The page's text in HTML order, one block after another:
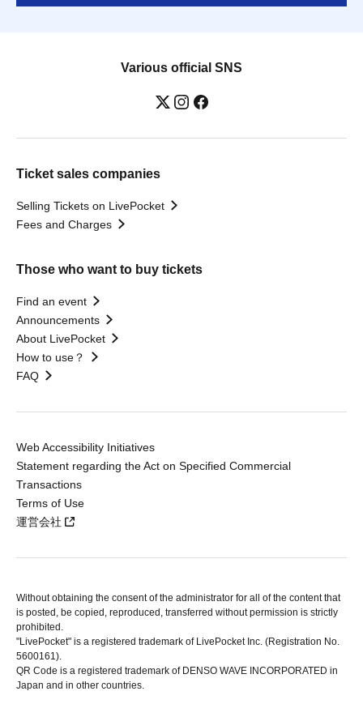
Various official SNS
Ticket sales companies
Selling Tickets on LivePocket
Fees and Charges
Those who want to buy tickets
Find an event
Announcements
About LivePocket
How to use？
FAQ
Web Accessibility Initiatives
Statement regarding the Act on Specified Commercial
Transactions
Terms of Use
運営会社
Without obtaining the consent of the administrator for all of the content that
is posted, be copied, reproduced, transferred without permission is strictly
prohibited.
"LivePocket" is a registered trademark of LivePocket Inc. (Registration No.
5600161).
QR Code is a registered trademark of DENSO WAVE INCORPORATED in
Japan and in other countries.